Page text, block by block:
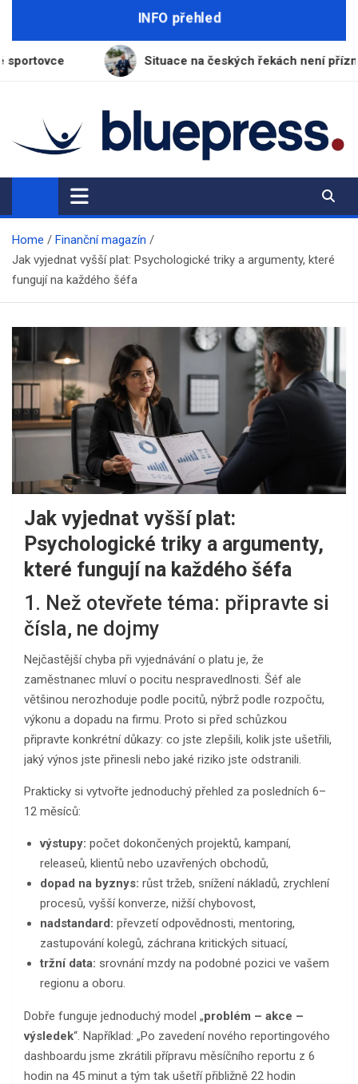
INFO přehled
Situace na českých řekách není příznivá, varuje ředitel
BluePress.cz
Seriózní průvodce moderním životem
Home
Finanční magazín
Jak vyjednat vyšší plat: Psychologické triky a argumenty, které
fungují na každého šéfa
Jak vyjednat vyšší plat:
Psychologické triky a argumenty,
které fungují na každého šéfa
1. Než otevřete téma: připravte si
čísla, ne dojmy
Nejčastější chyba při vyjednávání o platu je, že
zaměstnanec mluví o pocitu nespravedlnosti. Šéf ale
většinou nerozhoduje podle pocitů, nýbrž podle rozpočtu,
výkonu a dopadu na firmu. Proto si před schůzkou
připravte konkrétní důkazy: co jste zlepšili, kolik jste ušetřili,
jaký výnos jste přinesli nebo jaké riziko jste odstranili.
Prakticky si vytvořte jednoduchý přehled za posledních 6–
12 měsíců:
výstupy: počet dokončených projektů, kampaní,
releaseů, klientů nebo uzavřených obchodů,
dopad na byznys: růst tržeb, snížení nákladů, zrychlení
procesů, vyšší konverze, nižší chybovost,
nadstandard: převzetí odpovědnosti, mentoring,
zastupování kolegů, záchrana kritických situací,
tržní data: srovnání mzdy na podobné pozici ve vašem
regionu a oboru.
Dobře funguje jednoduchý model „problém – akce –
výsledek“. Například: „Po zavedení nového reportingového
dashboardu jsme zkrátili přípravu měsíčního reportu z 6
hodin na 45 minut a tým tak ušetří přibližně 22 hodin